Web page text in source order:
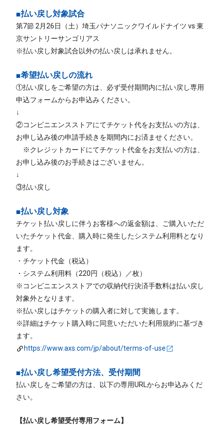
■払い戻し対象試合
第7節 2月26日（土）埼玉パナソニックワイルドナイツ vs 東
京サントリーサンゴリアス
※払い戻し対象試合以外の払い戻しは承れません。
■希望払い戻しの流れ
①払い戻しをご希望の方は、必ず受付期間内に払い戻し専用
申込フォームからお申込みください。
↓
②コンビニエンスストアにてチケット代をお支払いの方は、
お申し込み後の申請手続きを期間内にお済ませください。
※クレジットカードにてチケット代金をお支払いの方は、
お申し込み後のお手続きはございません。
↓
③払い戻し
■払い戻し対象
チケット払い戻しに伴うお客様への返金額は、ご購入いただ
いたチケット代金、購入時に発生したシステム利用料となり
ます。
・チケット代金（税込）
・システム利用料（220円（税込）／枚）
※コンビニエンスストアでの収納代行決済手数料は払い戻し
対象外となります。
※払い戻しはチケットの購入者に対して実施します。
※詳細はチケット購入時に同意いただいた利用規約に基づき
ます。
https://www.axs.com/jp/about/terms-of-use
■払い戻し希望受付方法、受付期間
払い戻しをご希望の方は、以下の専用URLからお申込みくだ
さい。
【払い戻し希望受付専用フォーム】